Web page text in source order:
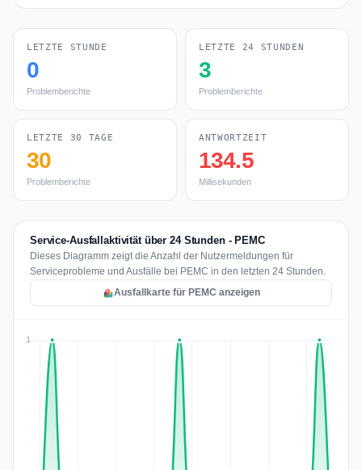
LETZTE STUNDE
0
Problemberichte
LETZTE 24 STUNDEN
3
Problemberichte
LETZTE 30 TAGE
30
Problemberichte
ANTWORTZEIT
134.5
Millisekunden
Service-Ausfallaktivität über 24 Stunden - PEMC
Dieses Diagramm zeigt die Anzahl der Nutzermeldungen für
Serviceprobleme und Ausfälle bei PEMC in den letzten 24 Stunden.
Ausfallkarte für PEMC anzeigen